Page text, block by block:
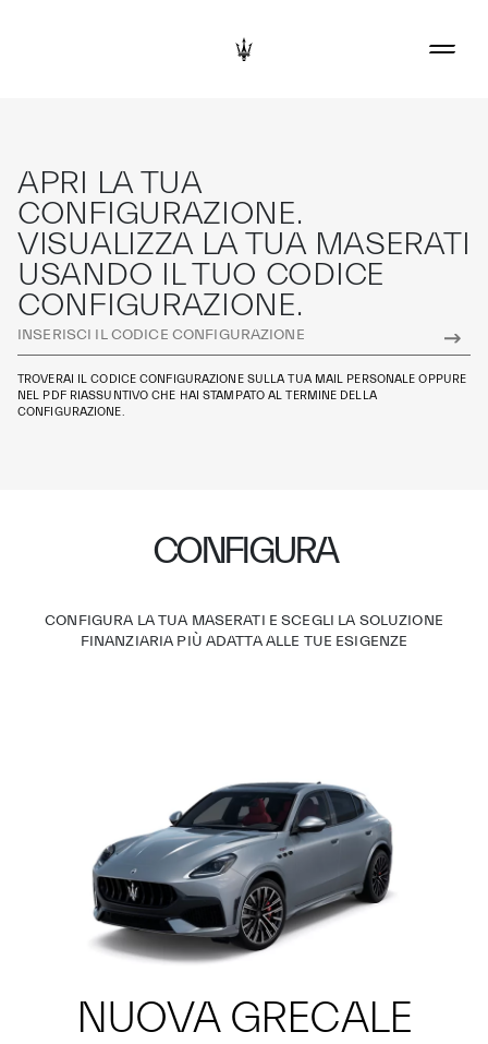
APRI LA TUA
CONFIGURAZIONE.
VISUALIZZA LA TUA MASERATI
USANDO IL TUO CODICE
CONFIGURAZIONE.
TROVERAI IL CODICE CONFIGURAZIONE SULLA TUA MAIL PERSONALE OPPURE
NEL PDF RIASSUNTIVO CHE HAI STAMPATO AL TERMINE DELLA
CONFIGURAZIONE.
CONFIGURA
CONFIGURA LA TUA MASERATI E SCEGLI LA SOLUZIONE
FINANZIARIA PIÙ ADATTA ALLE TUE ESIGENZE
NUOVA GRECALE